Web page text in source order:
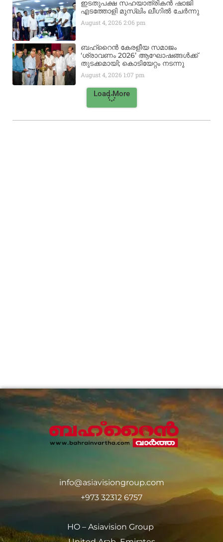
ഇടതുപക്ഷ സഹയാത്രികൻ ഷാജി
എടത്തോളി മുസ്‌ലിം ലീഗിൽ ചേർന്നു
August 4, 20262:06 pm
ബഹ്‌റൈൻ കേരളീയ സമാജം
‘ശ്രാവണം 2026’ ആഘോഷങ്ങൾക്ക്
തുടക്കമായി; കൊടിയേറ്റം നടന്നു
August 4, 2026 1:07 pm
Load More
info@asiavisiongroup.com
+973 32312 6757
HO – Asiavision Group